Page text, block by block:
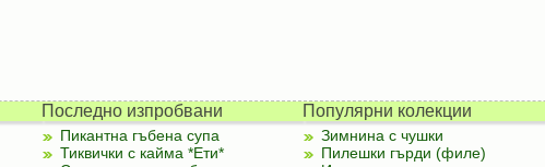
Последно изпробвани
Пикантна гъбена супа
Тиквички с кайма *Ети*
Популярни колекции
Зимнина с чушки
Пилешки гърди (филе)